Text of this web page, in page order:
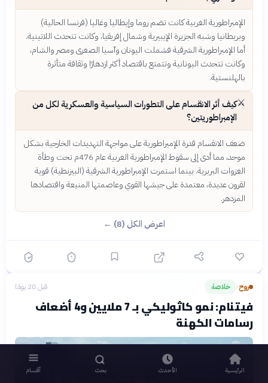
الإمبراطورية الغربية كانت تضم روما وإيطاليا وغاليا (فرنسا الحالية)
وبريطانيا وشبه الجزيرة الإيبيرية وشمال إفريقيا، وكانت تتحدث اللاتينية.
أما الإمبراطورية الشرقية فشملت اليونان وآسيا الصغرى ومصر والشام،
وكانت تتحدث اليونانية وتتمتع باقتصاد أكثر ازدهارًا وثقافة متأثرة
بالهلنستية.
⚔️كيف أثر الانقسام على التطورات السياسية والعسكرية لكل من
الإمبراطوريتين؟
ضعف الانقسام قدرة الإمبراطورية على مواجهة التهديدات الخارجية بشكل
موحد، مما أدى إلى سقوط الإمبراطورية الغربية عام 476م تحت وطأة
الغزوات البربرية. بينما استمرت الإمبراطورية الشرقية (البيزنطية) قوية
لقرون عديدة، معتمدة على جيشها القوي وعاصمتها المنيعة واقتصادها
المزدهر.
اعرض الكل (8) ←
روح› خلاصة قبل 20 يومًا
فيتنام: نمو كاثوليكي بـ 7 ملايين و4 أضعاف
رسامات الكهنة
الرئيسية الأحدث بحث أقسام